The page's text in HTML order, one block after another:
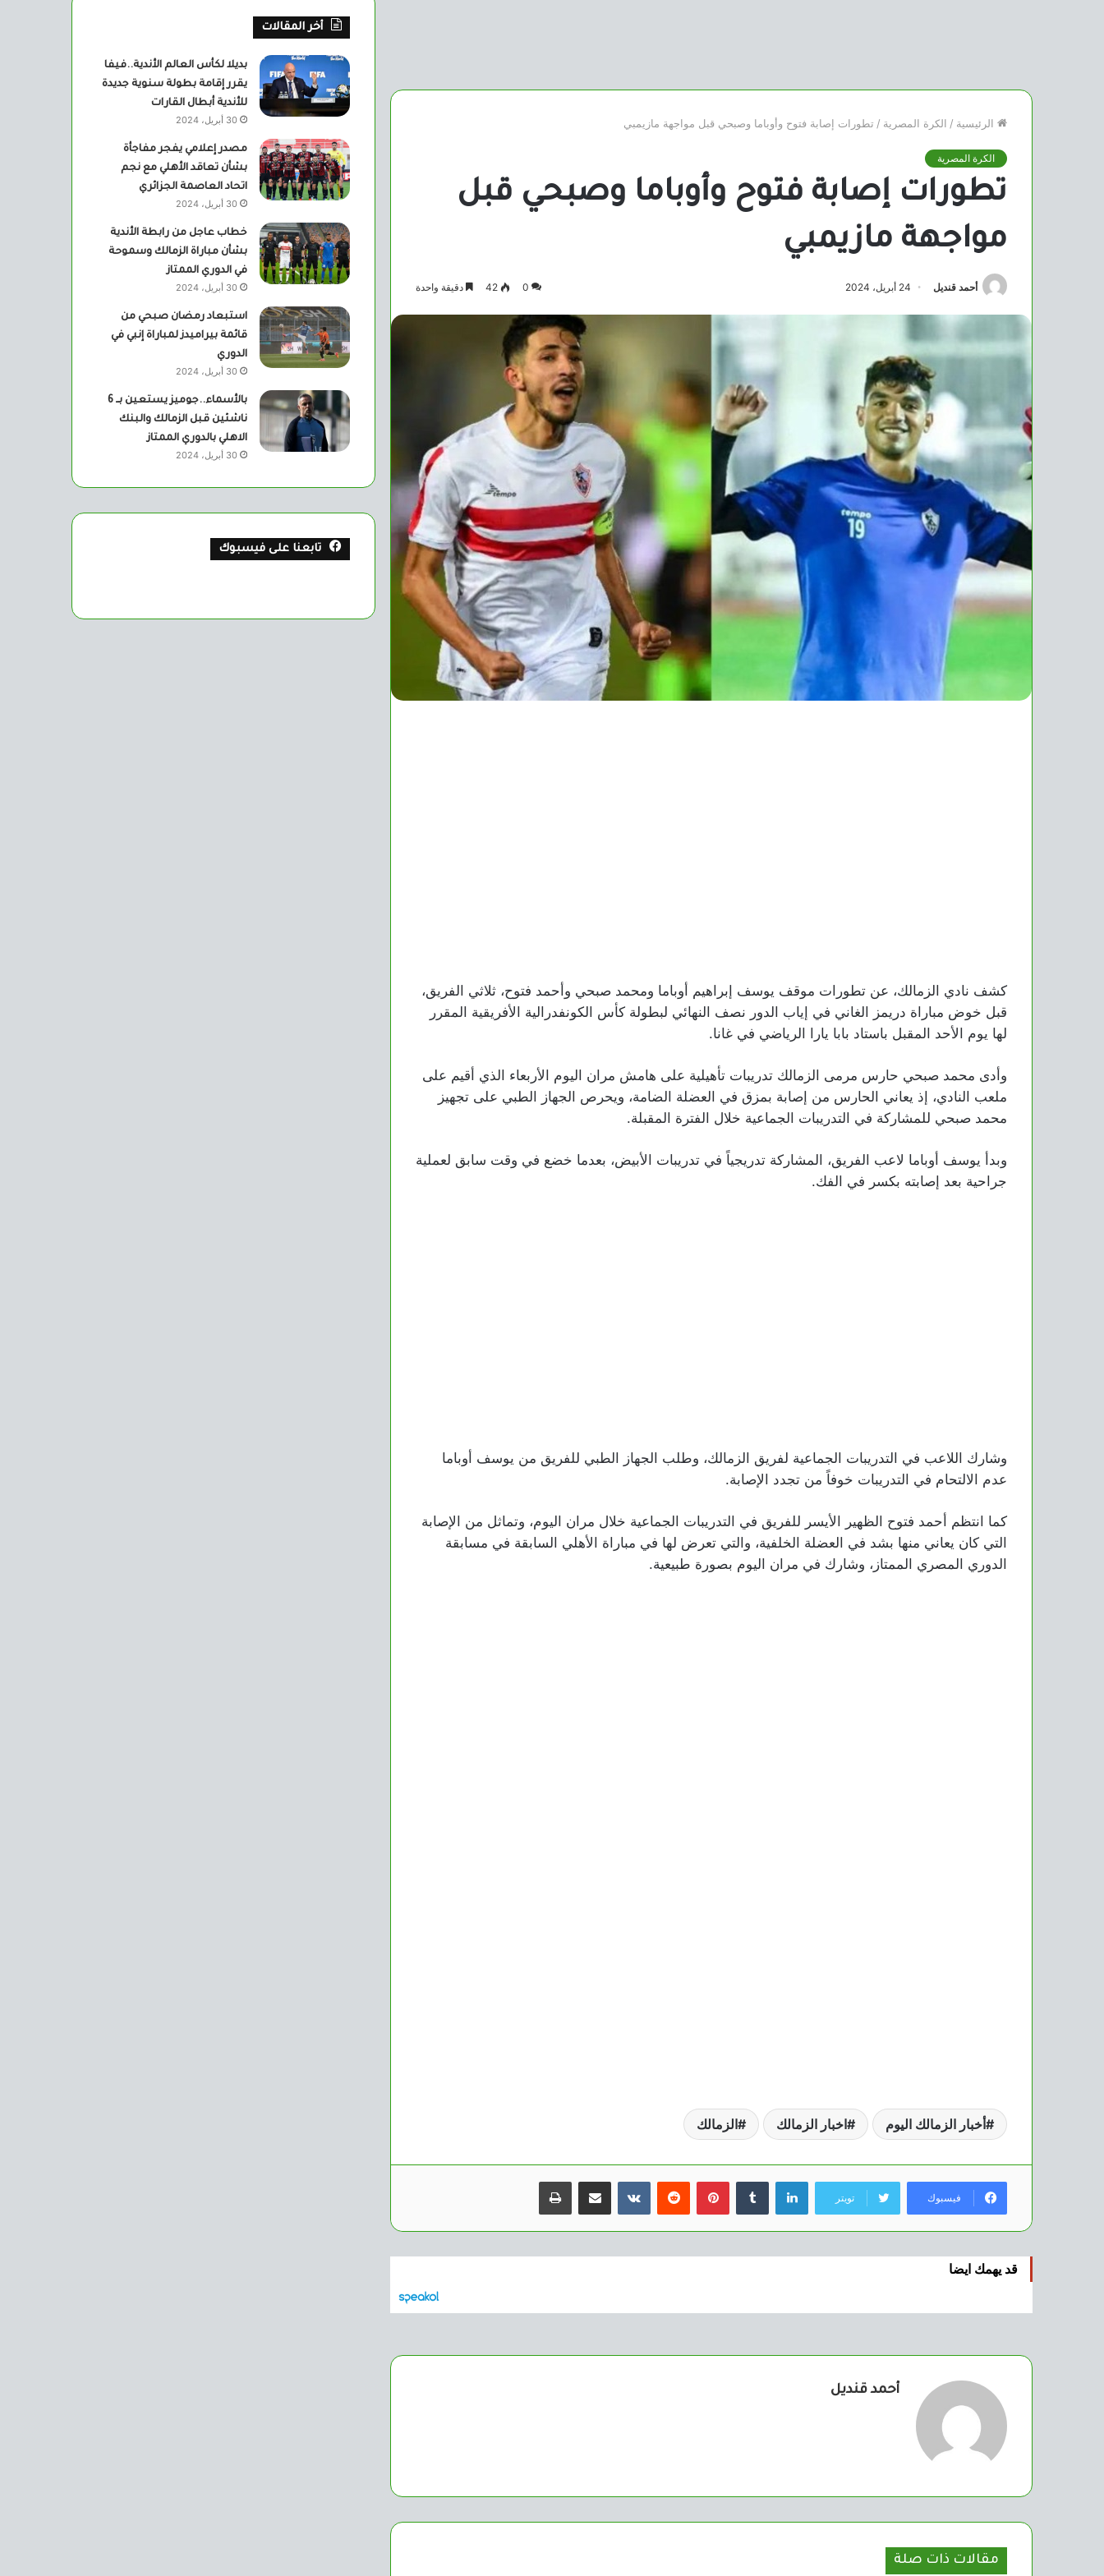
الرئيسية / الكرة المصرية / تطورات إصابة فتوح وأوباما وصبحي قبل مواجهة مازيمبي
الكرة المصرية
تطورات إصابة فتوح وأوباما وصبحي قبل
مواجهة مازيمبي
أحمد قنديل 24 أبريل، 2024 0
42 دقيقة واحدة
كشف نادي الزمالك، عن تطورات موقف يوسف إبراهيم أوباما ومحمد صبحي وأحمد فتوح، ثلاثي الفريق،
قبل خوض مباراة دريمز الغاني في إياب الدور نصف النهائي لبطولة كأس الكونفدرالية الأفريقية المقرر
لها يوم الأحد المقبل باستاد بابا يارا الرياضي في غانا.
وأدى محمد صبحي حارس مرمى الزمالك تدريبات تأهيلية على هامش مران اليوم الأربعاء الذي أقيم على
ملعب النادي، إذ يعاني الحارس من إصابة بمزق في العضلة الضامة، ويحرص الجهاز الطبي على تجهيز
محمد صبحي للمشاركة في التدريبات الجماعية خلال الفترة المقبلة.
وبدأ يوسف أوباما لاعب الفريق، المشاركة تدريجياً في تدريبات الأبيض، بعدما خضع في وقت سابق لعملية
جراحية بعد إصابته بكسر في الفك.
وشارك اللاعب في التدريبات الجماعية لفريق الزمالك، وطلب الجهاز الطبي للفريق من يوسف أوباما
عدم الالتحام في التدريبات خوفاً من تجدد الإصابة.
كما انتظم أحمد فتوح الظهير الأيسر للفريق في التدريبات الجماعية خلال مران اليوم، وتماثل من الإصابة
التي كان يعاني منها بشد في العضلة الخلفية، والتي تعرض لها في مباراة الأهلي السابقة في مسابقة
الدوري المصري الممتاز، وشارك في مران اليوم بصورة طبيعية.
أخبار الزمالك اليوم اخبار الزمالك الزمالك
فيسبوك تويتر
لينكدإن بينتيريست مشاركة عبر البريد طباعة
قد يهمك ايضا
أحمد قنديل
مقالات ذات صلة
أخر المقالات
بديلا لكأس العالم الأندية..فيفا
يقرر إقامة بطولة سنوية جديدة
للأندية أبطال القارات
30 أبريل، 2024
مصدر إعلامي يفجر مفاجأة
بشأن تعاقد الأهلي مع نجم
اتحاد العاصمة الجزائري
30 أبريل، 2024
خطاب عاجل من رابطة الأندية
بشأن مباراة الزمالك وسموحة
في الدوري الممتاز
30 أبريل، 2024
استبعاد رمضان صبحي من
قائمة بيراميدز لمباراة إنبي في
الدوري
30 أبريل، 2024
بالأسماء..جوميز يستعين بــ 6
ناشئين قبل الزمالك والبنك
الاهلي بالدوري الممتاز
30 أبريل، 2024
تابعنا على فيسبوك